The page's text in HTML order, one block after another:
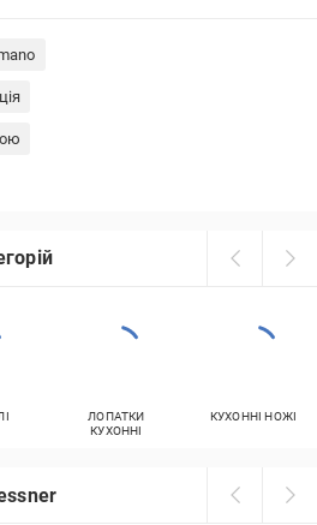
плитпокриттям
Італія
плити
вок
ЛОПАТКИ
КУХОННІ
КУХОННІ НОЖІ